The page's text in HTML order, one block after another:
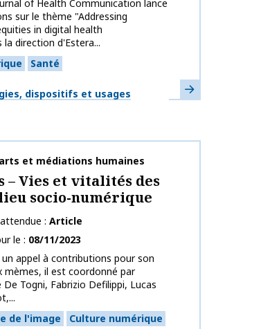
of Health Communication lance
sur le thème "Addressing
in digital health
direction d'Estera...
Santé
dispositifs et usages En savoir plus
et médiations humaines
– Vies et vitalités des
socio-numérique
Article
le
08/11/2023
un appel à contributions pour son
mèmes, il est coordonné par
Togni, Fabrizio Defilippi, Lucas
de l'image
Culture numérique